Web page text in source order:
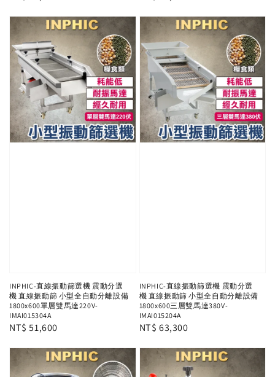
INPHIC-直線振動篩選機 震動分選
機 直線振動篩 小型全自動分離設備
1800x600單層雙馬達220V-
IMAI015304A
Regular
NT$ 51,600
INPHIC-直線振動篩選機 震動分選
機 直線振動篩 小型全自動分離設備
1800x600三層雙馬達380V-
IMAI015204A
Regular
NT$ 63,300